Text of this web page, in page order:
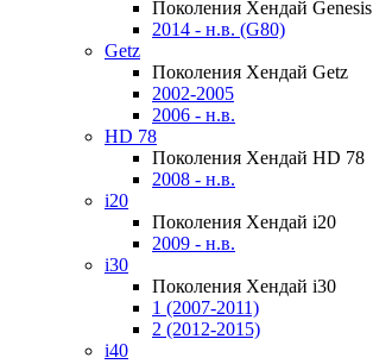
Поколения Хендай Genesis
2014 - н.в. (G80)
Getz
Поколения Хендай Getz
2002-2005
2006 - н.в.
HD 78
Поколения Хендай HD 78
2008 - н.в.
i20
Поколения Хендай i20
2009 - н.в.
i30
Поколения Хендай i30
1 (2007-2011)
2 (2012-2015)
i40